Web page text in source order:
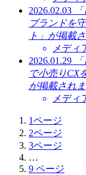
2026.02.03
ブランドを
ト」が掲載
メディ
2026.01.29
で小売りCX
が掲載されま
メディ
1ページ
2ページ
3ページ
…
9 ページ